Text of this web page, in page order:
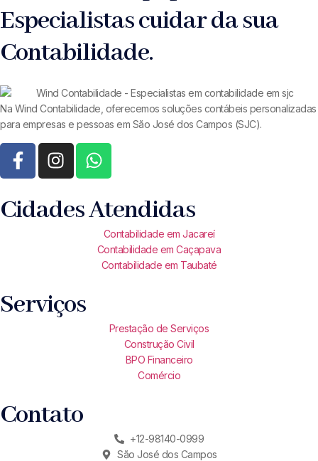
Especialistas cuidar da sua
Contabilidade.
Na Wind Contabilidade, oferecemos soluções contábeis personalizadas
para empresas e pessoas em São José dos Campos (SJC).
Cidades Atendidas
Contabilidade em Jacareí
Contabilidade em Caçapava
Contabilidade em Taubaté
Serviços
Prestação de Serviços
Construção Civil
BPO Financeiro
Comércio
Contato
+12-98140-0999
São José dos Campos